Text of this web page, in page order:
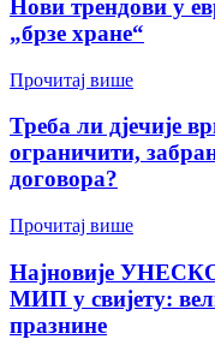
Нови трендови у
„брзе хране“
Прочитај више
Треба ли дјечије
ограничити,
договора?
Прочитај више
Најновије
МИП у свијету:
празнине